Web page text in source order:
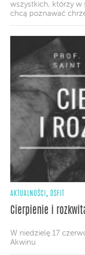
wszystkich, którzy w
chcą poznawać
AKTUALNOŚCI , DSFIT
Cierpienie i
W niedzielę 17
Akwinu